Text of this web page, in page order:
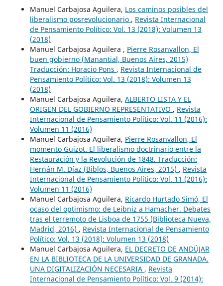
Manuel Carbajosa Aguilera, Los caminos posibles del
liberalismo posrevolucionario , Revista Internacional
de Pensamiento Político: Vol. 13 (2018): Volumen 13
(2018)
Manuel Carbajosa Aguilera , Pierre Rosanvallon, El
buen gobierno (Manantial, Buenos Aires, 2015)
Traducción: Horacio Pons , Revista Internacional de
Pensamiento Político: Vol. 13 (2018): Volumen 13
(2018)
Manuel Carbajosa Aguilera, ALBERTO LISTA Y EL
ORIGEN DEL GOBIERNO REPRESENTATIVO , Revista
Internacional de Pensamiento Político: Vol. 11 (2016):
Volumen 11 (2016)
Manuel Carbajosa Aguilera, Pierre Rosanvallon, El
momento Guizot. El liberalismo doctrinario entre la
Restauración y la Revolución de 1848. Traducción:
Hernán M. Díaz (Biblos, Buenos Aires, 2015) , Revista
Internacional de Pensamiento Político: Vol. 11 (2016):
Volumen 11 (2016)
Manuel Carbajosa Aguilera, Ricardo Hurtado Simó, El
ocaso del optimismo: de Leibniz a Hamacher. Debates
tras el terremoto de Lisboa de 1755 (Biblioteca Nueva,
Madrid, 2016) , Revista Internacional de Pensamiento
Político: Vol. 13 (2018): Volumen 13 (2018)
Manuel Carbajosa Aguilera, EL DECRETO DE ANDÚJAR
EN LA BIBLIOTECA DE LA UNIVERSIDAD DE GRANADA.
UNA DIGITALIZACIÓN NECESARIA , Revista
Internacional de Pensamiento Político: Vol. 9 (2014):